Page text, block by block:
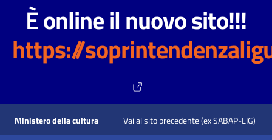
Èonline il nuovo sito!!!
https://
Vai ai contenuti
Vai al menu di navigazione
Vai al footer
Ministero della cultura Vai al sito precedente (ex SABAP-LIG)